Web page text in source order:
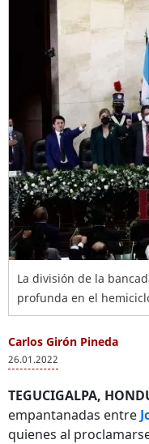
La división de la
profunda en el
Carlos Girón Pineda
26.01.2022
TEGUCIGALPA,
empantanadas entre
quienes al